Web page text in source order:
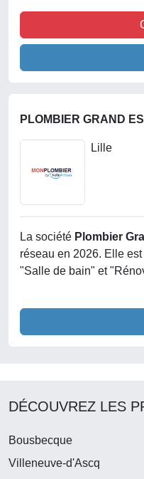
PLOMBIER GRAND
Lille
La société Plombier
réseau en 2026. Elle
"Salle de bain" et
DÉCOUVREZ LES
Bousbecque
Villeneuve-d'Ascq